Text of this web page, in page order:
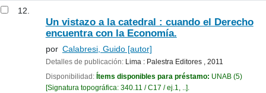
12.
Un vistazo a la catedral : cuando el Derecho
encuentra con la Economía.
por Calabresi, Guido[autor]
Detalles de publicación: Lima : Palestra Editores , 2011
Disponibilidad: Ítems disponibles para préstamo: UNAB(5)
Signatura topográfica: 340.11 / C17 / ej.1, .. .